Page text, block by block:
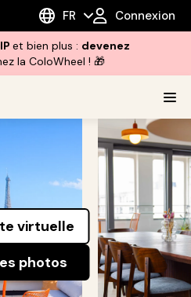
FR Connexion
et bien plus : devenez
la ColoWheel ! 🎁
virtuelle
photos